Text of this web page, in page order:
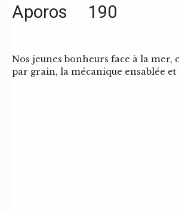
Aporos 190
Nos jeunes bonheurs face à la mer,
par grain, la mécanique ensablée